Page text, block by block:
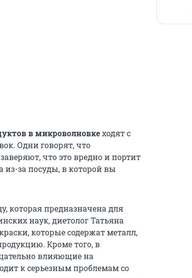
в микроволновкеходят с
Одни говорят, что
что это вредно и портит
из-за посуды, в которой вы
которая предназначена для
наук, диетолог Татьяна
которые содержат металл,
Кроме того, в
влияющие на
к серьезным проблемам со